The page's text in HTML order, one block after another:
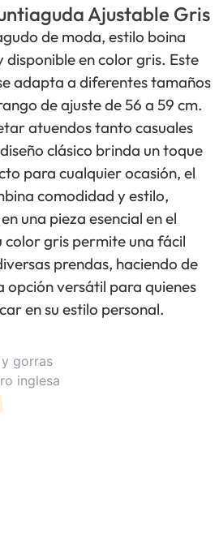
Ajustable Gris
de moda, estilo boina
disponible en color gris. Este
adapta a diferentes tamaños
de ajuste de 56 a 59 cm.
atuendos tanto casuales
clásico brinda un toque
para cualquier ocasión, el
comodidad y estilo,
una pieza esencial en el
gris permite una fácil
prendas, haciendo de
opción versátil para quienes
en su estilo personal.
gorras
inglesa